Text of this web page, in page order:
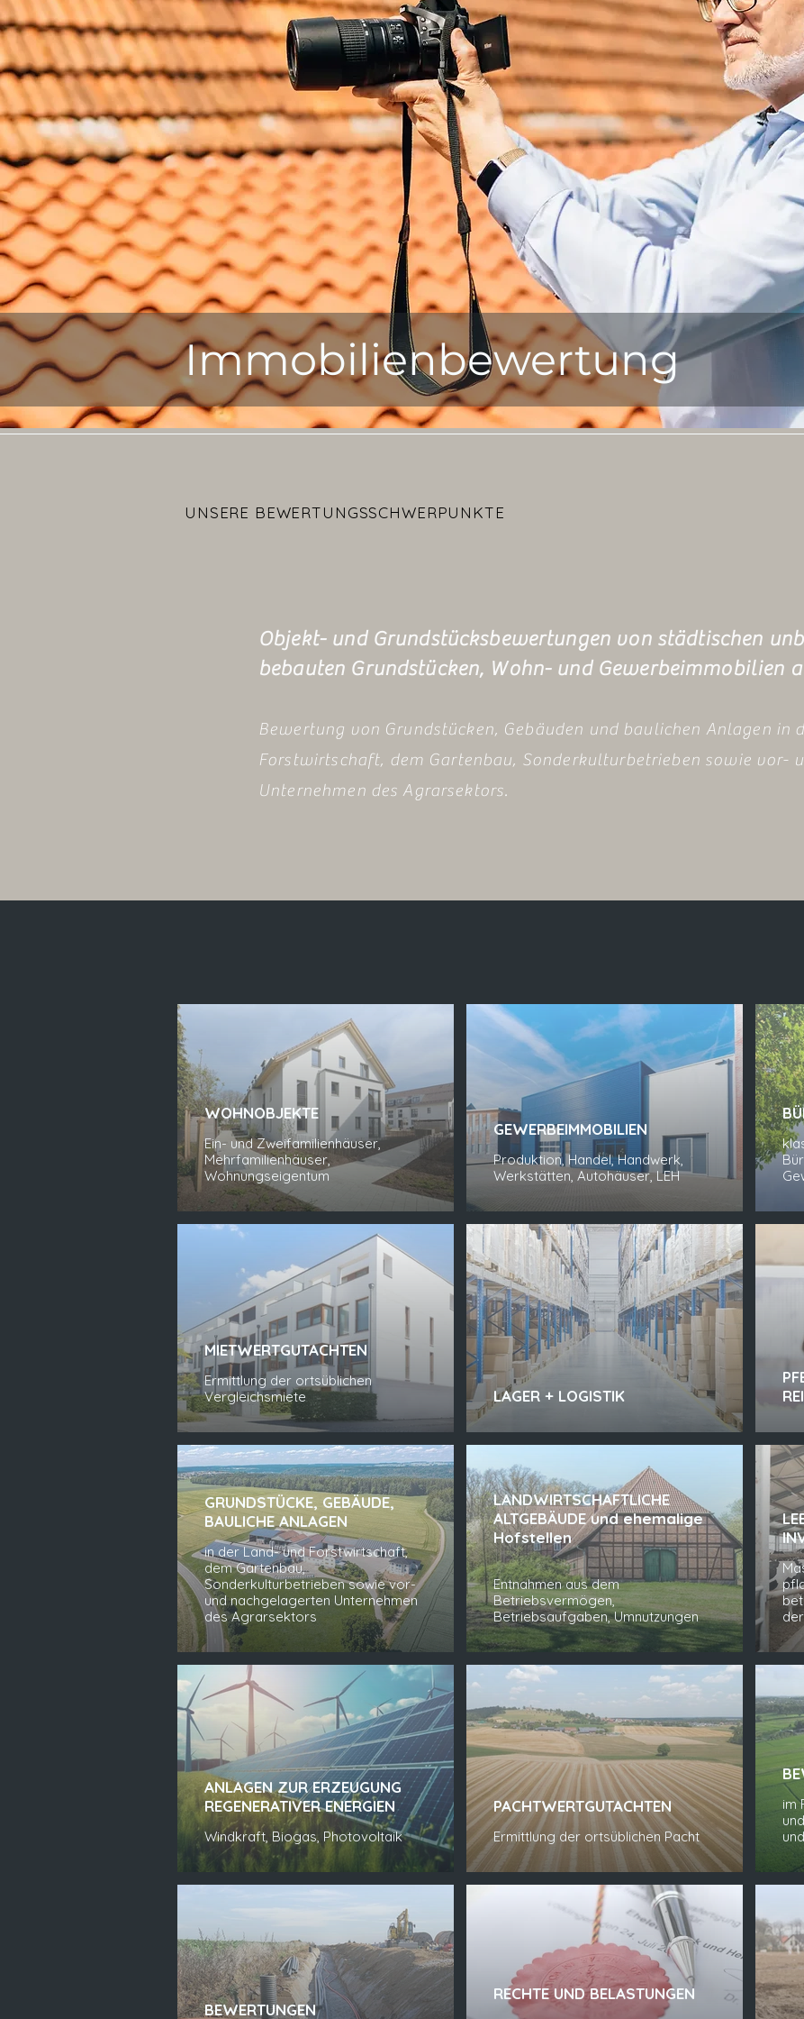
Immobilienbewertung
UNSERE BEWERTUNGSSCHWERPUNKTE
Objekt- und Grundstücksbewertungen von städtischen
bebauten Grundstücken, Wohn- und Gewerbeimmobilien
Bewertung von Grundstücken, Gebäuden und baulichen Anlagen in
Forstwirtschaft, dem Gartenbau, Sonderkulturbetrieben sowie vor-
Unternehmen des Agrarsektors.
WOHNOBJEKTE
Ein- und Zweifamilienhäuser,
Mehrfamilienhäuser,
Wohnungseigentum
GEWERBEIMMOBILIEN
Produktion, Handel, Handwerk,
Werkstätten, Autohäuser, LEH
MIETWERTGUTACHTEN
Ermittlung der ortsüblichen
Vergleichsmiete
LAGER + LOGISTIK
GRUNDSTÜCKE, GEBÄUDE,
BAULICHE ANLAGEN
in der Land- und Forstwirtschaft,
dem Gartenbau,
Sonderkulturbetrieben sowie vor-
und nachgelagerten Unternehmen
des Agrarsektors
LANDWIRTSCHAFTLICHE
ALTGEBÄUDE und ehemalige
Hofstellen
Entnahmen aus dem
Betriebsvermögen,
Betriebsaufgaben, Umnutzungen
ANLAGEN ZUR ERZEUGUNG
REGENERATIVER ENERGIEN
Windkraft, Biogas, Photovoltaik
PACHTWERTGUTACHTEN
Ermittlung der ortsüblichen Pacht
im
BEWERTUNGEN
RECHTE UND BELASTUNGEN